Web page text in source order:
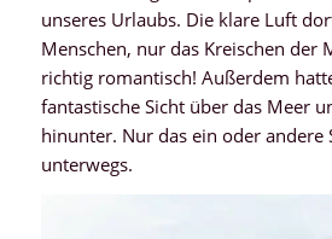
unseres Urlaubs. Die klare Luft
Menschen, nur das Kreischen der
richtig romantisch! Außerdem
fantastische Sicht über das Meer
hinunter. Nur das ein oder andere
unterwegs.